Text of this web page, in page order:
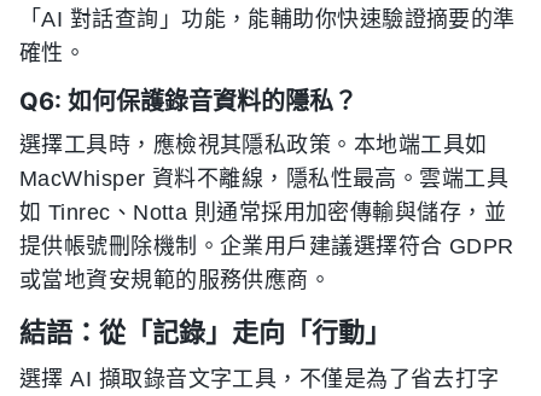
「AI 對話查詢」功能，能輔助你快速驗證摘要的準
確性。
Q6: 如何保護錄音資料的隱私？
選擇工具時，應檢視其隱私政策。本地端工具如
MacWhisper 資料不離線，隱私性最高。雲端工具
如 Tinrec、Notta 則通常採用加密傳輸與儲存，並
提供帳號刪除機制。企業用戶建議選擇符合 GDPR
或當地資安規範的服務供應商。
結語：從「記錄」走向「行動」
選擇 AI 擷取錄音文字工具，不僅是為了省去打字